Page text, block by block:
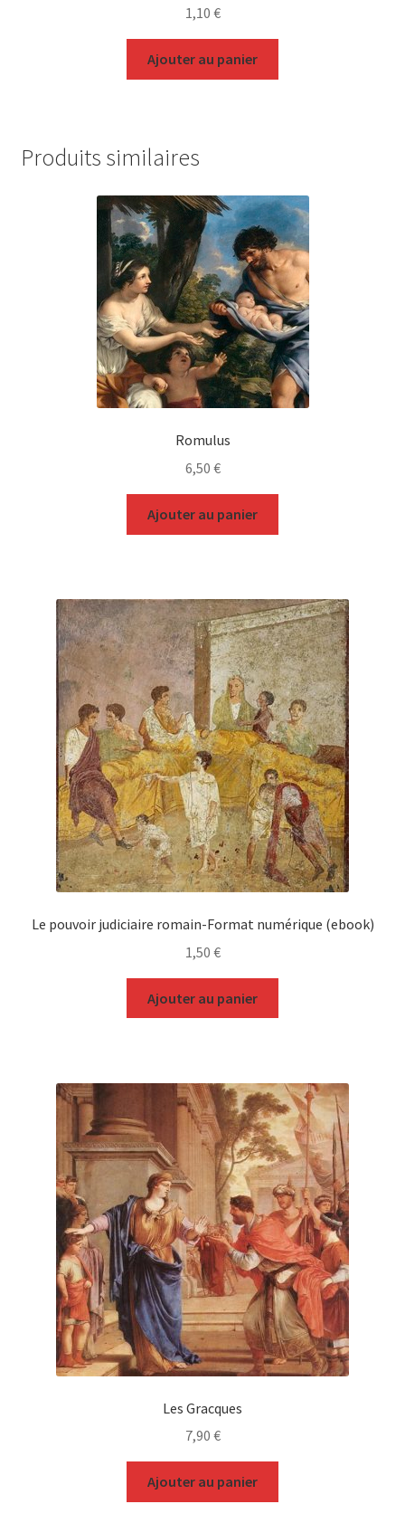
1,10 €
Ajouter au panier
Produits similaires
Romulus
6,50 €
Ajouter au panier
Le pouvoir judiciaire romain-Format numérique (ebook)
1,50 €
Ajouter au panier
Les Gracques
7,90 €
Ajouter au panier